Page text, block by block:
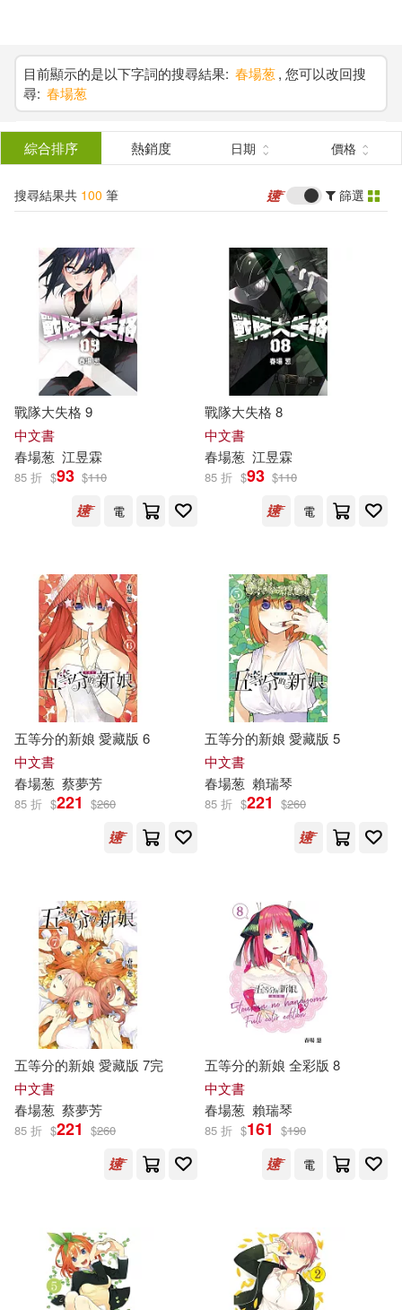
尋分類
作者 (可複選)
春場葱(99)
週刊少年MAGAZINE編輯部(2)
週刊少年マガジン編集部(2)
廣瀬俊(1)
出版社 (可複選)
東立(100)
配送方式 (可複選)
可超商取貨(63)
可海外宅配(63)
可新加坡店取(63)
可菲律賓店取(63)
電子書 (可複選)
適合平板閱讀(37)
現在可購買商品(66)
目前顯示的是以下字詞的搜尋結果: 春場葱, 您可以改回搜
尋: 春場葱
綜合排序 熱銷度 日期 價格
搜尋結果共 100 筆 篩選
戰隊大失格 9
中文書
春場葱 江昱霖
85 折 $93 $110
電
戰隊大失格 8
中文書
春場葱 江昱霖
85 折 $93 $110
電
五等分的新娘 愛藏版 6
中文書
春場葱 蔡夢芳
85 折 $221 $260
五等分的新娘 愛藏版 5
中文書
春場葱 賴瑞琴
85 折 $221 $260
五等分的新娘 愛藏版 7完
中文書
春場葱 蔡夢芳
85 折 $221 $260
五等分的新娘 全彩版 8
中文書
春場葱 賴瑞琴
85 折 $161 $190
電